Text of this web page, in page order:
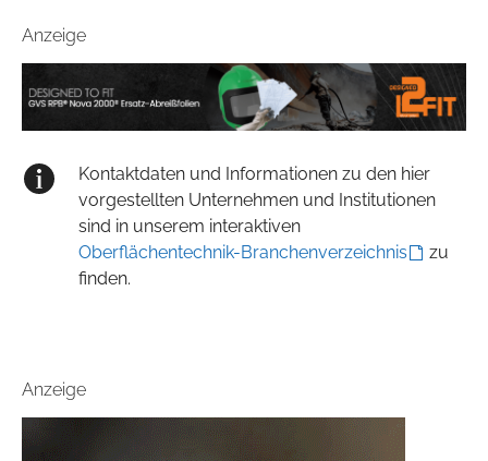
Anzeige
Kontaktdaten und Informationen zu den hier
vorgestellten Unternehmen und Institutionen
sind in unserem interaktiven
Oberflächentechnik-Branchenverzeichnis
zu
finden.
Anzeige